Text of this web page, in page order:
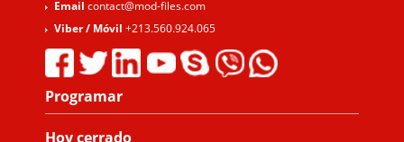
Email contact@mod-files.com
Viber / Móvil +213.560.924.065
Programar
Hoycerrado